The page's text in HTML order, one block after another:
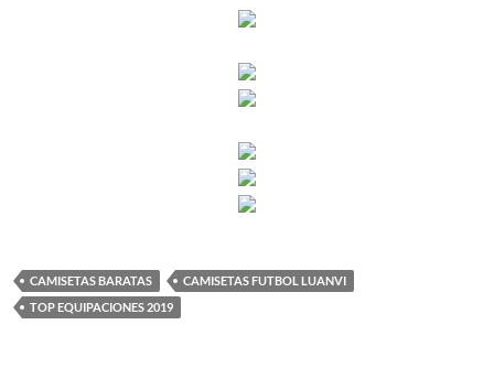
CAMISETAS BARATAS
CAMISETAS FUTBOL LUANVI
TOP EQUIPACIONES 2019